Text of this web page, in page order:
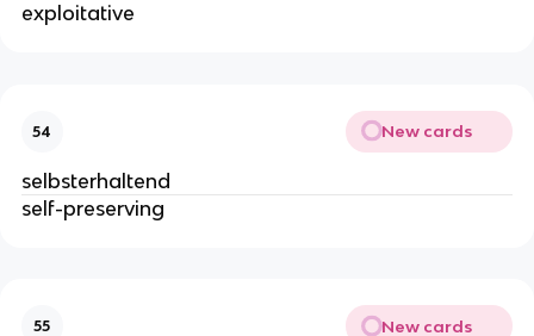
exploitative
54 New cards
selbsterhaltend
self-preserving
55 New cards